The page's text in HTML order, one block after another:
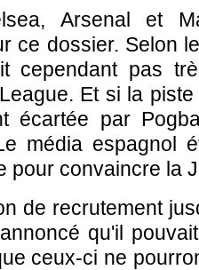
Arsenal et
ce dossier. Selon
cependant pas
Et si la
écartée par
média espagnol
pour convaincre la
de recrutement
qu'il
ceux-ci ne